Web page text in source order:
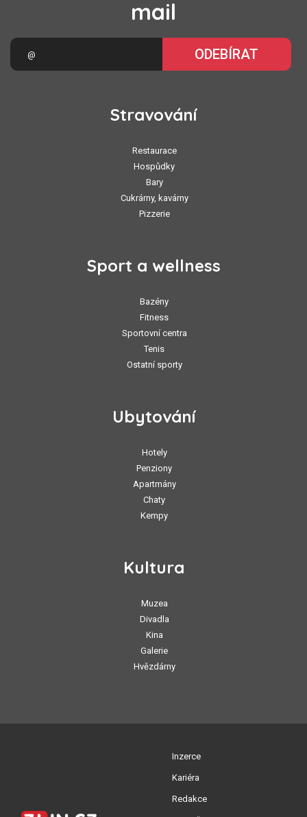
mail
ODEBÍRAT
Stravování
Restaurace
Hospůdky
Bary
Cukrárny, kavárny
Pizzerie
Sport a wellness
Bazény
Fitness
Sportovní centra
Tenis
Ostatní sporty
Ubytování
Hotely
Penziony
Apartmány
Chaty
Kempy
Kultura
Muzea
Divadla
Kina
Galerie
Hvězdárny
Inzerce
Kariéra
Redakce